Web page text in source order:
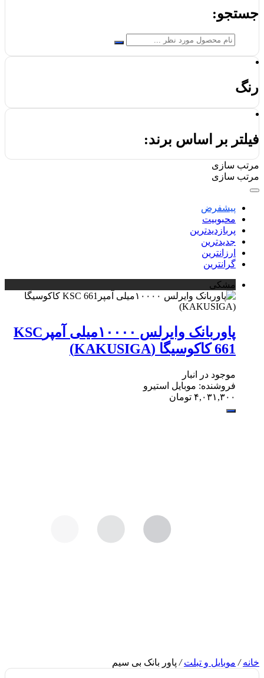
جستجو:
رنگ
فیلتر بر اساس برند:
مرتب سازی
مرتب سازی
پیشفرض
محبوبیت
پربازدیدترین
جدیدترین
ارزانترین
گرانترین
مشکی
پاوربانک وایرلس ۱۰۰۰۰میلی آمپرKSC
661 کاکوسیگا (KAKUSIGA)
موجود در انبار
فروشنده: موبایل استیرو
۴,۰۳۱,۳۰۰ تومان
خانه/ موبایل و تبلت/ پاور بانک بی سیم